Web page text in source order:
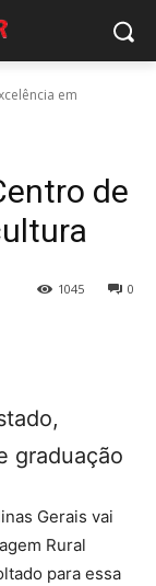
em
de
0
1045
graduação
Gerais vai
Rural
para essa